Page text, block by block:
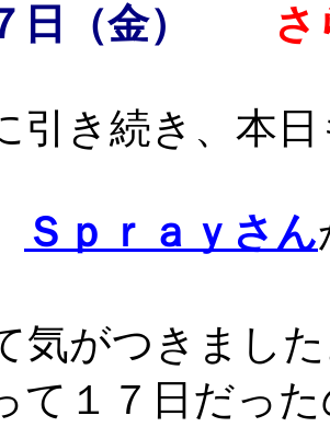
日（金） さら
き続き、本日
Ｓｐｒａｙさん
気がつきまし
１７日だった